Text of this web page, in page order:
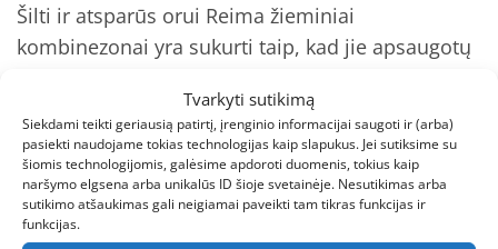
Tvarkyti sutikimą
Siekdami teikti geriausią patirtį, įrenginio informacijai saugoti ir (arba)
pasiekti naudojame tokias technologijas kaip slapukus. Jei sutiksime su
šiomis technologijomis, galėsime apdoroti duomenis, tokius kaip
naršymo elgsena arba unikalūs ID šioje svetainėje. Nesutikimas arba
sutikimo atšaukimas gali neigiamai paveikti tam tikras funkcijas ir
funkcijas.
Šilti ir atsparūs orui Reima žieminiai
kombinezonai yra sukurti taip, kad jie apsaugotų
aukštos kokybės medžiagų, kurios užtikrina
šilumą ir komfortą.
Pavasariniai Kombinezonai
Lengvi ir kvėpuojantys Reima pavasariniai
kombinezonai yra puikus pasirinkimas šiltiems